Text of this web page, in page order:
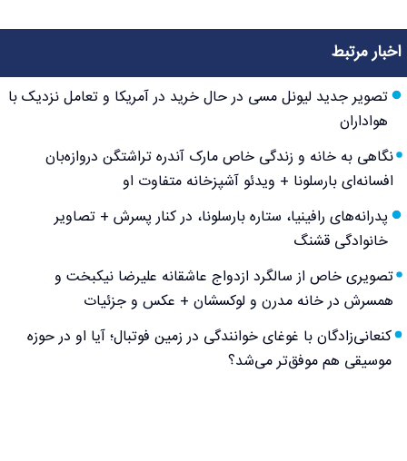
اخبار مرتبط
تصویر جدید لیونل مسی در حال خرید در آمریکا و تعامل نزدیک با
هواداران
نگاهی به خانه و زندگی خاص مارک آندره تراشتگن دروازه‌بان
افسانه‌ای بارسلونا + ویدئو آشپزخانه متفاوت او
پدرانه‌های رافینیا، ستاره بارسلونا، در کنار پسرش + تصاویر
خانوادگی قشنگ
تصویری خاص از سالگرد ازدواج عاشقانه علیرضا نیکبخت و
همسرش در خانه مدرن و لوکسشان + عکس و جزئیات
کنعانی‌زادگان با غوغای خوانندگی در زمین فوتبال؛ آیا او در حوزه
موسیقی هم موفق‌تر می‌شد؟